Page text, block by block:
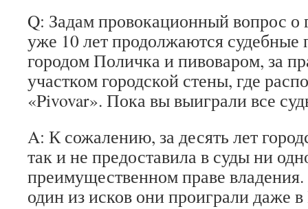
Q: Задам провокационный вопрос о
уже 10 лет продолжаются
городом Поличка и пивоваром, за
участком городской стены, где
«Pivovar». Пока вы выиграли все
A: К сожалению, за десять лет
так и не предоставила в суды ни
преимущественном праве
один из исков они проиграли даже